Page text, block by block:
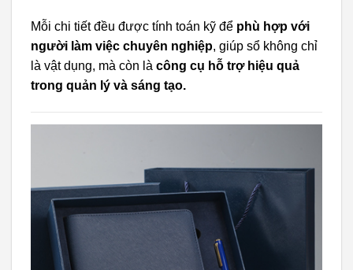
Mỗi chi tiết đều được tính toán kỹ để phù hợp với
người làm việc chuyên nghiệp, giúp sổ không chỉ
là vật dụng, mà còn là công cụ hỗ trợ hiệu quả
trong quản lý và sáng tạo.